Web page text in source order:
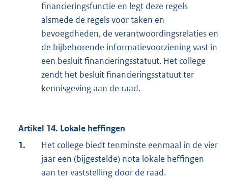
financieringsfunctie en legt deze regels
alsmede de regels voor taken en
bevoegdheden, de verantwoordingsrelaties en
de bijbehorende informatievoorziening vast in
een besluit financieringsstatuut. Het college
zendt het besluit financieringsstatuut ter
kennisgeving aan de raad.
Artikel 14. Lokale heffingen
1.
Het college biedt tenminste eenmaal in de vier
jaar een (bijgestelde) nota lokale heffingen
aan ter vaststelling door de raad.